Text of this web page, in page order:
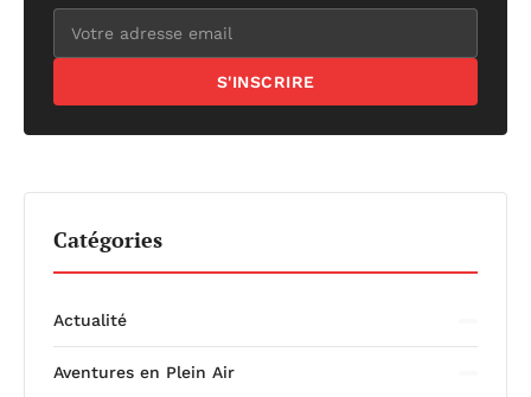
S'INSCRIRE
Catégories
Actualité
Aventures en Plein Air